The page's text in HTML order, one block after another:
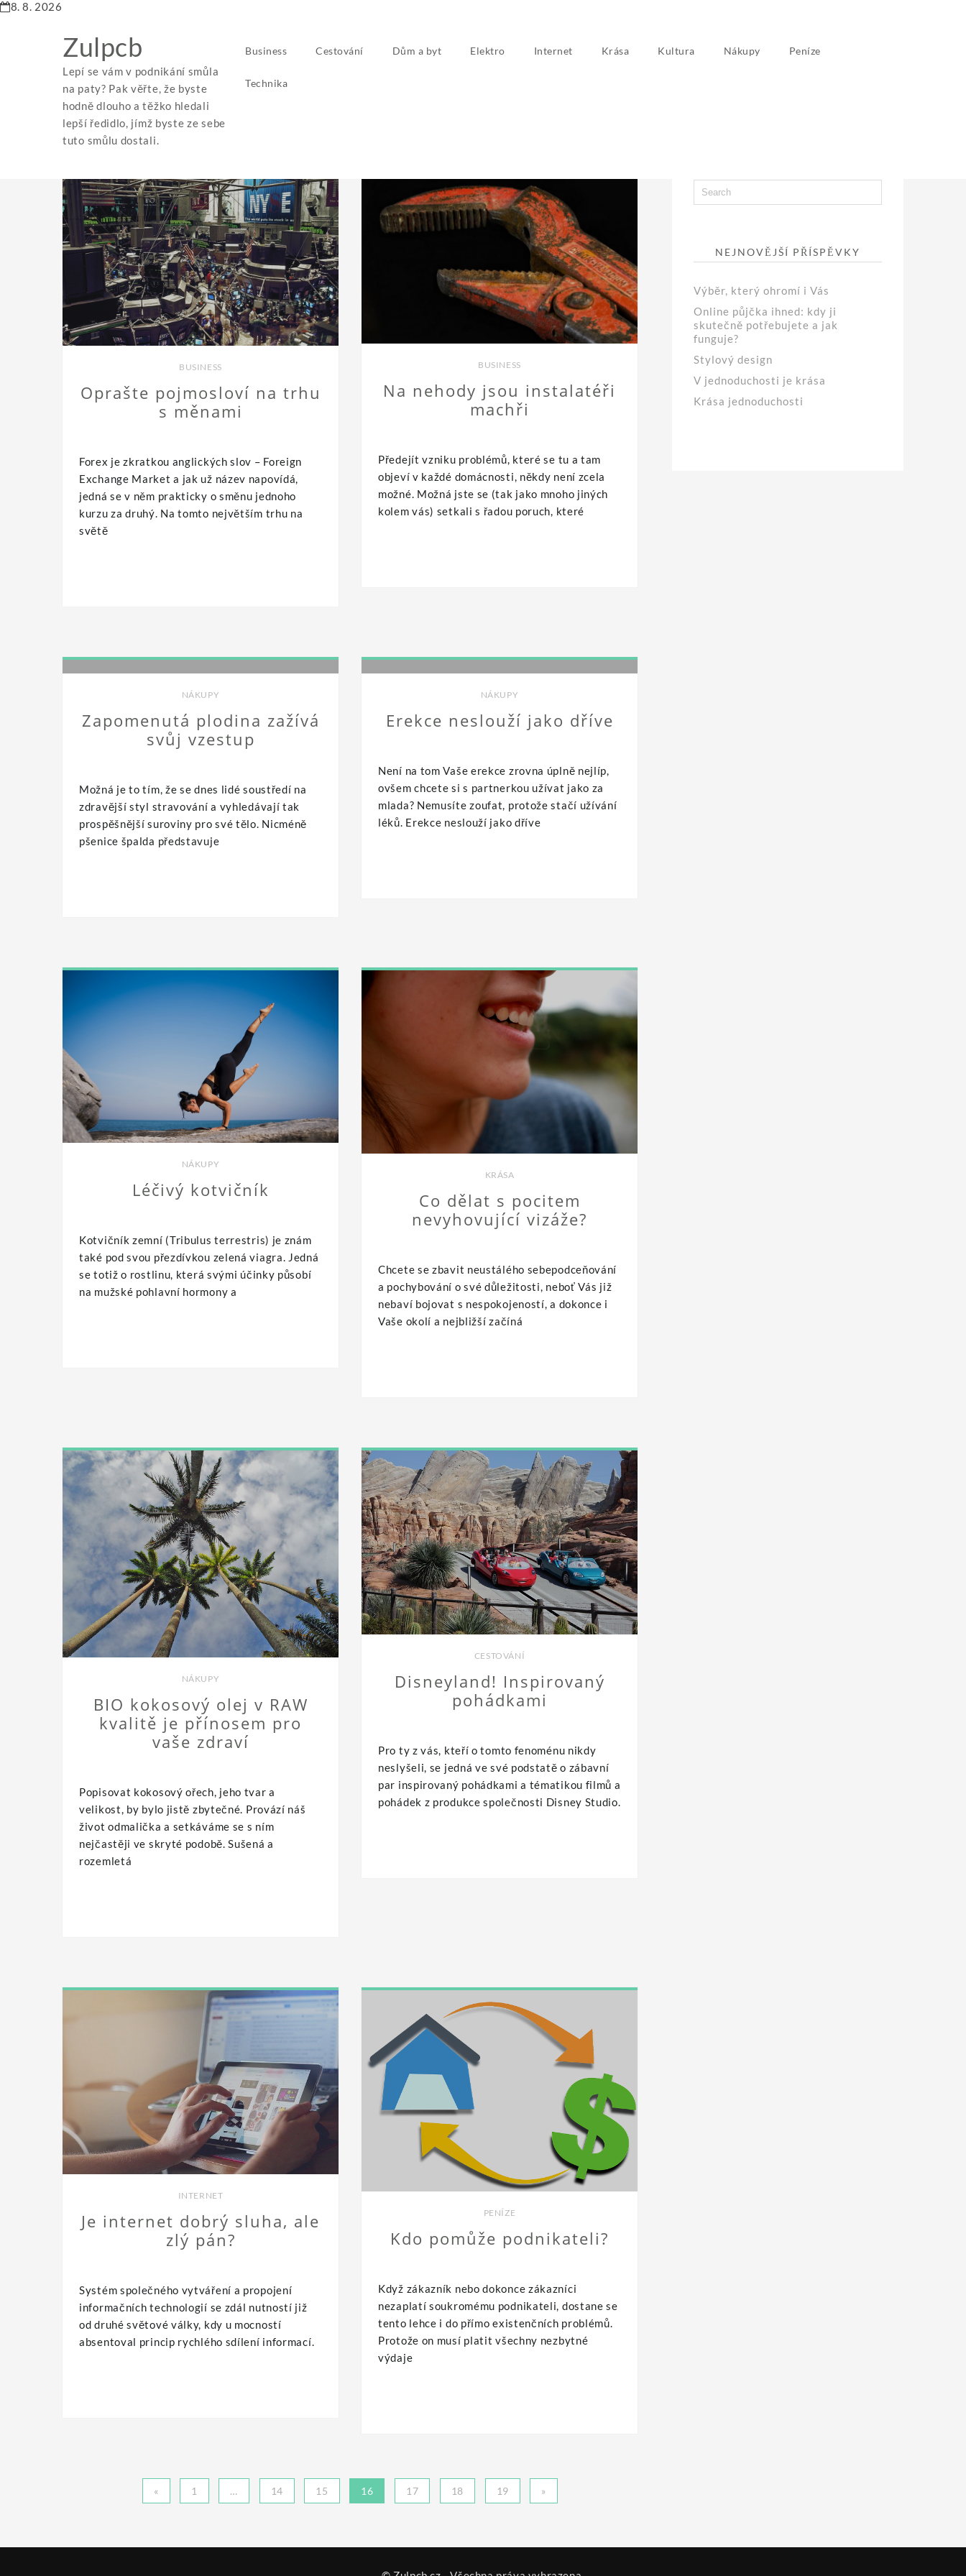
8. 8. 2026
Zulpcb
Lepí se vám v podnikání smůla
na paty? Pak věřte, že byste
hodně dlouho a těžko hledali
lepší ředidlo, jímž byste ze sebe
tuto smůlu dostali.
Business Cestování Dům a byt Elektro Internet Krása Kultura Nákupy Peníze
Technika
BUSINESS
Oprašte pojmosloví na trhu
s měnami
Forex je zkratkou anglických slov – Foreign
Exchange Market a jak už název napovídá,
jedná se v něm prakticky o směnu jednoho
kurzu za druhý. Na tomto největším trhu na
světě
BUSINESS
Na nehody jsou instalatéři
machři
Předejít vzniku problémů, které se tu a tam
objeví v každé domácnosti, někdy není zcela
možné. Možná jste se (tak jako mnoho jiných
kolem vás) setkali s řadou poruch, které
NÁKUPY
Zapomenutá plodina zažívá
svůj vzestup
Možná je to tím, že se dnes lidé soustředí na
zdravější styl stravování a vyhledávají tak
prospěšnější suroviny pro své tělo. Nicméně
pšenice špalda představuje
NÁKUPY
Erekce neslouží jako dříve
Není na tom Vaše erekce zrovna úplně nejlíp,
ovšem chcete si s partnerkou užívat jako za
mlada? Nemusíte zoufat, protože stačí užívání
léků. Erekce neslouží jako dříve
NÁKUPY
Léčivý kotvičník
Kotvičník zemní (Tribulus terrestris) je znám
také pod svou přezdívkou zelená viagra. Jedná
se totiž o rostlinu, která svými účinky působí
na mužské pohlavní hormony a
KRÁSA
Co dělat s pocitem
nevyhovující vizáže?
Chcete se zbavit neustálého sebepodceňování
a pochybování o své důležitosti, neboť Vás již
nebaví bojovat s nespokojeností, a dokonce i
Vaše okolí a nejbližší začíná
NÁKUPY
BIO kokosový olej v RAW
kvalitě je přínosem pro
vaše zdraví
Popisovat kokosový ořech, jeho tvar a
velikost, by bylo jistě zbytečné. Provází náš
život odmalička a setkáváme se s ním
nejčastěji ve skryté podobě. Sušená a
rozemletá
CESTOVÁNÍ
Disneyland! Inspirovaný
pohádkami
Pro ty z vás, kteří o tomto fenoménu nikdy
neslyšeli, se jedná ve své podstatě o zábavní
par inspirovaný pohádkami a tématikou filmů a
pohádek z produkce společnosti Disney Studio.
INTERNET
Je internet dobrý sluha, ale
zlý pán?
Systém společného vytváření a propojení
informačních technologií se zdál nutností již
od druhé světové války, kdy u mocností
absentoval princip rychlého sdílení informací.
PENÍZE
Kdo pomůže podnikateli?
Když zákazník nebo dokonce zákazníci
nezaplatí soukromému podnikateli, dostane se
tento lehce i do přímo existenčních problémů.
Protože on musí platit všechny nezbytné
výdaje
Stránkování
« 1 … 14 15 16 17 18 19 »
NEJNOVĚJŠÍ PŘÍSPĚVKY
Výběr, který ohromí i Vás
Online půjčka ihned: kdy ji
skutečně potřebujete a jak
funguje?
Stylový design
V jednoduchosti je krása
Krása jednoduchosti